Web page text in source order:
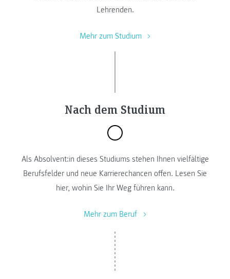
Lehrenden.
Mehr zum Studium
Nach dem Studium
Als Absolvent:in dieses Studiums stehen Ihnen vielfältige
Berufsfelder und neue Karrierechancen offen. Lesen Sie
hier, wohin Sie Ihr Weg führen kann.
Mehr zum Beruf